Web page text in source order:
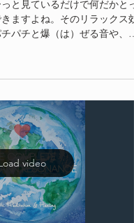
と見ているだけで何だかとっ
ますよね。そのリラックス効
パチと爆（は）ぜる音や、炎
video